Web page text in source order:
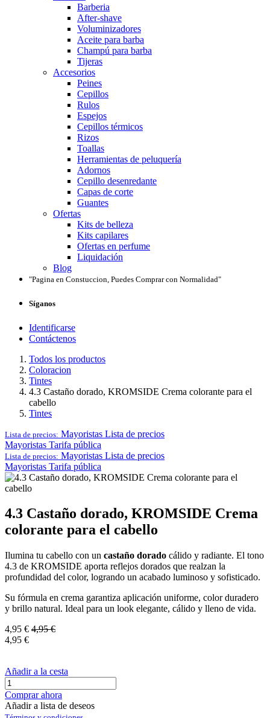
Barberia
After-shave
Voluminizadores
Aceite para barba
Champú para barba
Tijeras
Accesorios
Peines
Cepillos
Rulos
Espejos
Cepillos térmicos
Rizos
Toallas
Herramientas de peluquería
Adornos
Cepillo desenredante
Capas de corte
Guantes
Ofertas
Kits de belleza
Kits capilares
Ofertas en perfume
Liquidación
Blog
"Pagina en Constuccion, Puedes Comprar con Normalidad"
Síganos
Identificarse
Contáctenos
Todos los productos
Coloracion
Tintes
4.3 Castaño dorado, KROMSIDE Crema colorante para el
cabello
Tintes
Lista de precios: Mayoristas Lista de precios
Mayoristas Tarifa pública
Lista de precios: Mayoristas Lista de precios
Mayoristas Tarifa pública
4.3 Castaño dorado, KROMSIDE Crema
colorante para el cabello
Ilumina tu cabello con un castaño dorado cálido y radiante. El tono
4.3 de KROMSIDE aporta reflejos dorados que realzan la
profundidad del color, logrando un acabado luminoso y sofisticado.
Su fórmula en crema garantiza aplicación uniforme, color duradero
y brillo natural. Ideal para un look elegante, cálido y lleno de vida.
4,95 € 4,95€
4,95 €
Añadir a la cesta
Comprar ahora
Añadir a lista de deseos